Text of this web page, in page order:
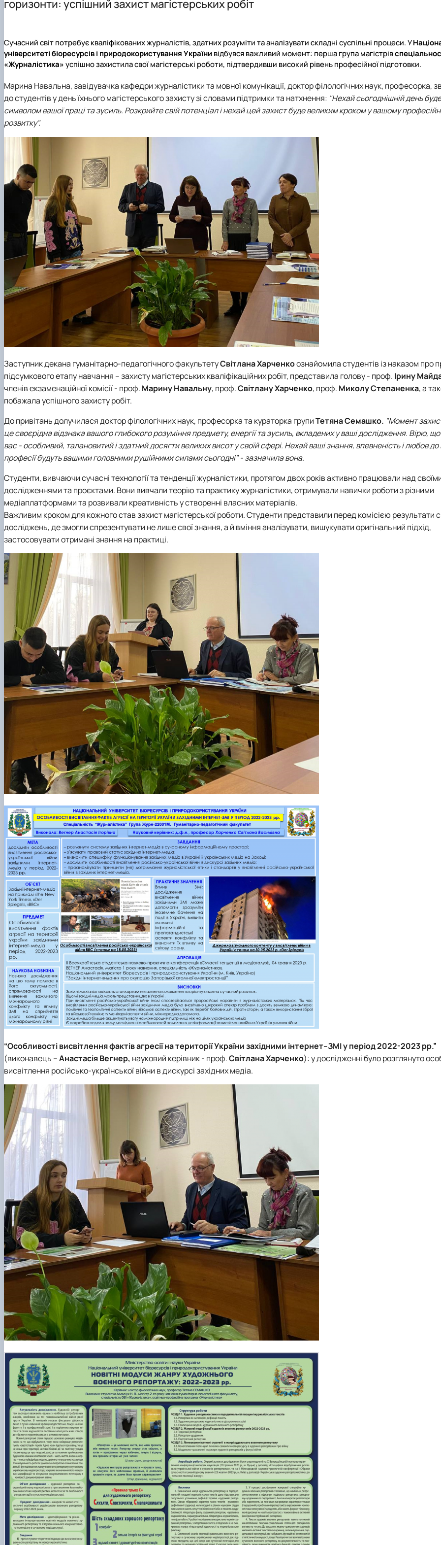
Чому НУБіП України - твій правильний вибір?
Підготовчі курси до ЄВІ
Правила прийому 2026
Контактні дані
Робочі програми, електронні навчальні курси (ОС "Магістр")
Студентський науковий гурток «Медіакрок»
Студентський науковий гурток «Наукова майстерня»
Альманах
горизонти: успішний захист магістерських робіт
Сучасний світ потребує кваліфікованих журналістів, здатних розуміти та аналізувати складні суспільні процеси. У
університеті біоресурсів і природокористування України відбувся важливий момент: перша група магістрів
«Журналістика»успішно захистила свої магістерські роботи, підтвердивши високий рівень професійної підготовки.
Марина Навальна, завідувачка кафедри журналістики та мовної комунікації, доктор філологічних наук, професорка,
до студентів у день їхнього магістерського захисту зі словами підтримки та натхнення: "Нехай сьогоднішній день
символом вашої праці та зусиль. Розкрийте свій потенціал і нехай цей захист буде великим кроком у вашому
розвитку".
Заступник декана гуманітарно-педагогічного факультетуСвітлана Харченкоознайомила студентів із наказом про
підсумкового етапу навчання – захисту магістерських кваліфікаційних робіт, представила голову - проф. Ірину
членів екзаменаційної комісії - проф. Марину Навальну, проф.Світлану Харченко, проф. Миколу Степаненка, а
побажала успішного захисту робіт.
До привітань долучилася доктор філологічних наук, професорка та кураторка групиТетяна Семашко. "Момент
це своєрідна відзнака вашого глибокого розуміння предмету, енергії та зусиль, вкладених у ваші дослідження. Вірю,
вас - особливий, талановитий і здатний досягти великих висот у своїй сфері. Нехай ваші знання, впевненість і любов до
професії будуть вашими головними рушійними силами сьогодні" - зазначила вона.
Студенти, вивчаючи сучасні технології та тенденції журналістики, протягом двох років активно працювали над
дослідженнями та проєктами. Вони вивчали теорію та практику журналістики, отримували навички роботи з різними
медіаплатформами та розвивали креативність у створенні власних матеріалів.
Важливим кроком для кожного став захист магістерської роботи. Студенти представили перед комісією результати
досліджень, де змогли спрезентувати не лише свої знання, а й вміння аналізувати, вишукувати оригінальний підхід,
застосовувати отримані знання на практиці.
“Особливості висвітлення фактів агресії на території України західними інтернет–ЗМІ у період 2022-2023 рр.”
(виконавець --Анастасія Вегнер, науковий керівник - проф.Світлана Харченко): у дослідженні було розглянуто
висвітлення російсько-української війни в дискурсі західних медіа.